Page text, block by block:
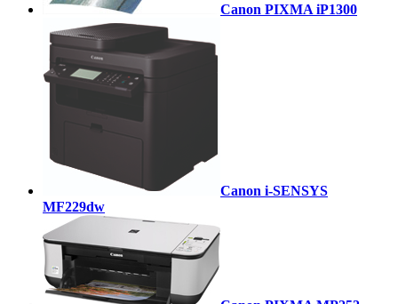
Canon PIXMA iP1300
Canon i-SENSYS
MF229dw